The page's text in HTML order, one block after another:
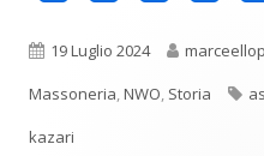
una
nuova
una
nuova
una
Pubblicato
19 Luglio 2024 Autore
Massoneria,NWO, Storia
kazari